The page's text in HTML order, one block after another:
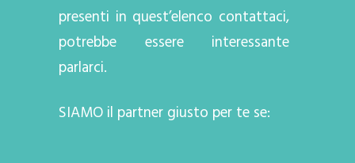
presenti in quest’elenco contattaci,
potrebbe essere interessante
parlarci.
SIAMO il partner giusto per te se: